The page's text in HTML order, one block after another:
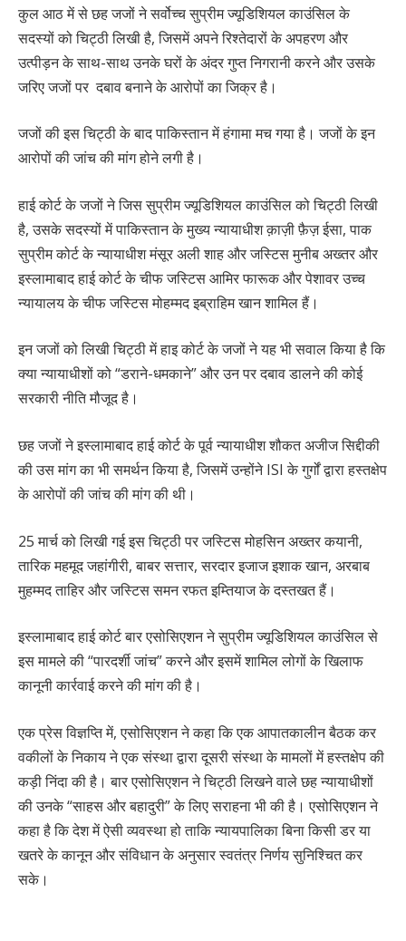
कुल आठ में से छह जजों ने सर्वोच्च सुप्रीम ज्यूडिशियल काउंसिल के
सदस्यों को चिट्ठी लिखी है, जिसमें अपने रिश्तेदारों के अपहरण और
उत्पीड़न के साथ-साथ उनके घरों के अंदर गुप्त निगरानी करने और उसके
जरिए जजों पर दबाव बनाने के आरोपों का जिक्र है।
जजों की इस चिट्ठी के बाद पाकिस्तान में हंगामा मच गया है। जजों के इन
आरोपों की जांच की मांग होने लगी है।
हाई कोर्ट के जजों ने जिस सुप्रीम ज्यूडिशियल काउंसिल को चिट्ठी लिखी
है, उसके सदस्यों में पाकिस्तान के मुख्य न्यायाधीश क़ाज़ी फ़ैज़ ईसा, पाक
सुप्रीम कोर्ट के न्यायाधीश मंसूर अली शाह और जस्टिस मुनीब अख्तर और
इस्लामाबाद हाई कोर्ट के चीफ जस्टिस आमिर फारूक और पेशावर उच्च
न्यायालय के चीफ जस्टिस मोहम्मद इब्राहिम खान शामिल हैं।
इन जजों को लिखी चिट्ठी में हाइ कोर्ट के जजों ने यह भी सवाल किया है कि
क्या न्यायाधीशों को “डराने-धमकाने” और उन पर दबाव डालने की कोई
सरकारी नीति मौजूद है।
छह जजों ने इस्लामाबाद हाई कोर्ट के पूर्व न्यायाधीश शौकत अजीज सिद्दीकी
की उस मांग का भी समर्थन किया है, जिसमें उन्होंने ISI के गुर्गों द्वारा हस्तक्षेप
के आरोपों की जांच की मांग की थी।
25 मार्च को लिखी गई इस चिट्ठी पर जस्टिस मोहसिन अख्तर कयानी,
तारिक महमूद जहांगीरी, बाबर सत्तार, सरदार इजाज इशाक खान, अरबाब
मुहम्मद ताहिर और जस्टिस समन रफत इम्तियाज के दस्तखत हैं।
इस्लामाबाद हाई कोर्ट बार एसोसिएशन ने सुप्रीम ज्यूडिशियल काउंसिल से
इस मामले की “पारदर्शी जांच” करने और इसमें शामिल लोगों के खिलाफ
कानूनी कार्रवाई करने की मांग की है।
एक प्रेस विज्ञप्ति में, एसोसिएशन ने कहा कि एक आपातकालीन बैठक कर
वकीलों के निकाय ने एक संस्था द्वारा दूसरी संस्था के मामलों में हस्तक्षेप की
कड़ी निंदा की है। बार एसोसिएशन ने चिट्ठी लिखने वाले छह न्यायाधीशों
की उनके “साहस और बहादुरी” के लिए सराहना भी की है। एसोसिएशन ने
कहा है कि देश में ऐसी व्यवस्था हो ताकि न्यायपालिका बिना किसी डर या
खतरे के कानून और संविधान के अनुसार स्वतंत्र निर्णय सुनिश्चित कर
सके।